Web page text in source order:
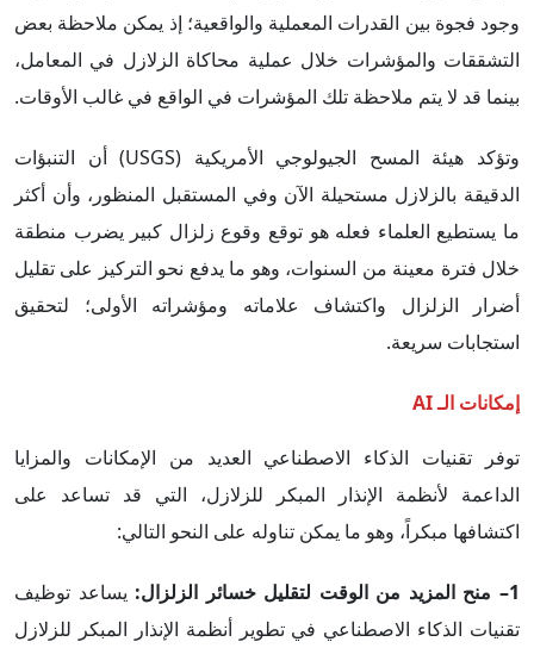
وجود فجوة بين القدرات المعملية والواقعية؛ إذ يمكن ملاحظة بعض
التشققات والمؤشرات خلال عملية محاكاة الزلازل في المعامل،
بينما قد لا يتم ملاحظة تلك المؤشرات في الواقع في غالب الأوقات.
وتؤكد هيئة المسح الجيولوجي الأمريكية (USGS) أن التنبؤات
الدقيقة بالزلازل مستحيلة الآن وفي المستقبل المنظور، وأن أكثر
ما يستطيع العلماء فعله هو توقع وقوع زلزال كبير يضرب منطقة
خلال فترة معينة من السنوات، وهو ما يدفع نحو التركيز على تقليل
أضرار الزلزال واكتشاف علاماته ومؤشراته الأولى؛ لتحقيق
استجابات سريعة.
إمكانات الـ AI
توفر تقنيات الذكاء الاصطناعي العديد من الإمكانات والمزايا
الداعمة لأنظمة الإنذار المبكر للزلازل، التي قد تساعد على
اكتشافها مبكراً، وهو ما يمكن تناوله على النحو التالي:
1– منح المزيد من الوقت لتقليل خسائر الزلزال:
يساعد توظيف
تقنيات الذكاء الاصطناعي في تطوير أنظمة الإنذار المبكر للزلازل